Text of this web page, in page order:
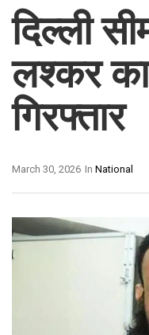
दिल्ली
लश्कर
गिरफ्तार
In National
March 30, 2026